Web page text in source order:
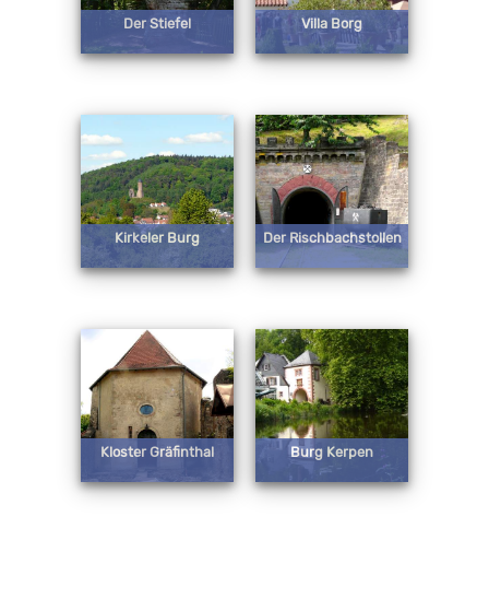
Der Stiefel Villa Borg
Kirkeler Burg Der Rischbachstollen
Kloster Gräfinthal Burg Kerpen